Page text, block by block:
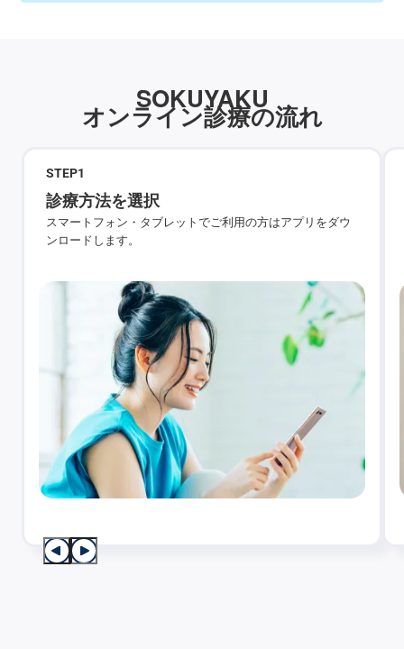
SOKUYAKU
オンライン診療の流れ
STEP1
診療方法を選択
スマートフォン・タブレットでご利用の方はアプリをダウ
ンロードします。